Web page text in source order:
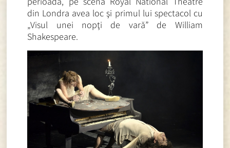
din Londra avea loc şi primul lui spectacol cu
„Visul unei nopţi de vară” de William
Shakespeare.